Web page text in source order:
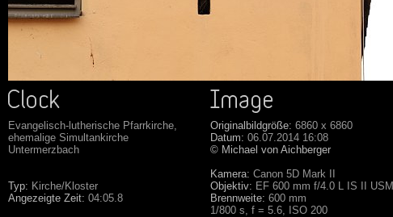
Evangelisch-lutherische Pfarrkirche,
ehemalige Simultankirche
Untermerzbach
Typ: Kirche/Kloster
Angezeigte Zeit: 04:05.8
Originalbildgröße: 6860 x 6860
Datum: 06.07.2014 16:08
© Michael von Aichberger
Kamera: Canon 5D Mark II
Objektiv: EF 600 mm f/4.0 L IS II USM
Brennweite: 600 mm
1/800 s, f = 5.6, ISO 200